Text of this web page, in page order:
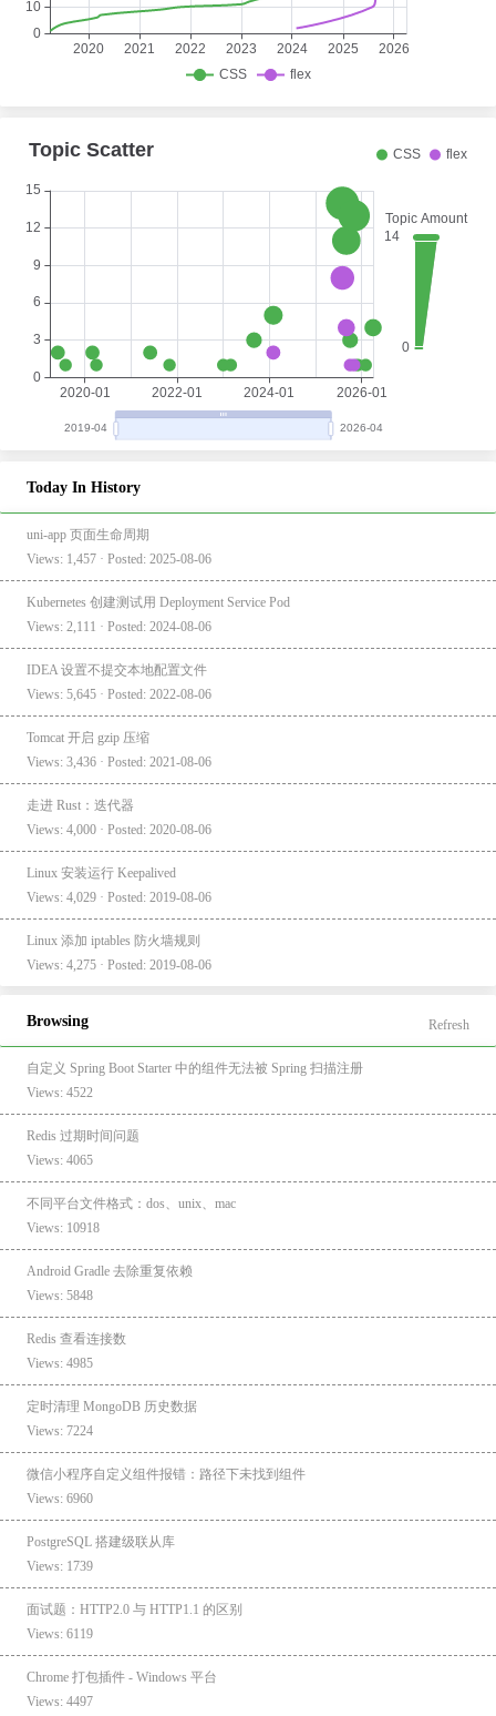
Today In History
uni-app 页面生命周期
Views: 1,457 · Posted: 2025-08-06
Kubernetes 创建测试用 Deployment Service Pod
Views: 2,111 · Posted: 2024-08-06
IDEA 设置不提交本地配置文件
Views: 5,645 · Posted: 2022-08-06
Tomcat 开启 gzip 压缩
Views: 3,436 · Posted: 2021-08-06
走进 Rust：迭代器
Views: 4,000 · Posted: 2020-08-06
Linux 安装运行 Keepalived
Views: 4,029 · Posted: 2019-08-06
Linux 添加 iptables 防火墙规则
Views: 4,275 · Posted: 2019-08-06
Browsing Refresh
自定义 Spring Boot Starter 中的组件无法被 Spring 扫描注册
Views: 4522
Redis 过期时间问题
Views: 4065
不同平台文件格式：dos、unix、mac
Views: 10918
Android Gradle 去除重复依赖
Views: 5848
Redis 查看连接数
Views: 4985
定时清理 MongoDB 历史数据
Views: 7224
微信小程序自定义组件报错：路径下未找到组件
Views: 6960
PostgreSQL 搭建级联从库
Views: 1739
面试题：HTTP2.0 与 HTTP1.1 的区别
Views: 6119
Chrome 打包插件 - Windows 平台
Views: 4497